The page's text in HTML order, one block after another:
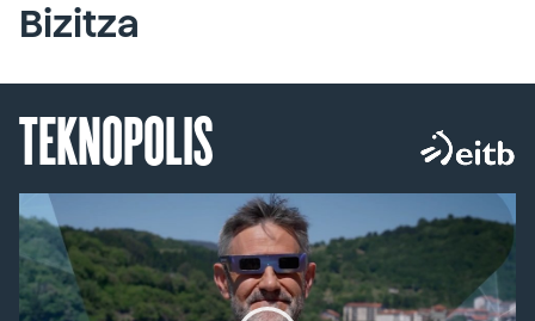
Bizitza
TEKNOPOLIS